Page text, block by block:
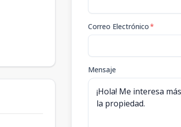
Correo Electrónico*
Mensaje